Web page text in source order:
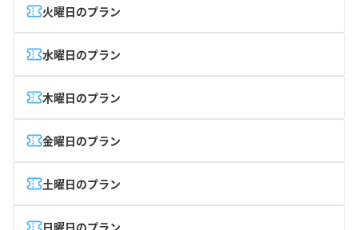
火曜日のプラン
水曜日のプラン
木曜日のプラン
金曜日のプラン
土曜日のプラン
日曜日のプラン